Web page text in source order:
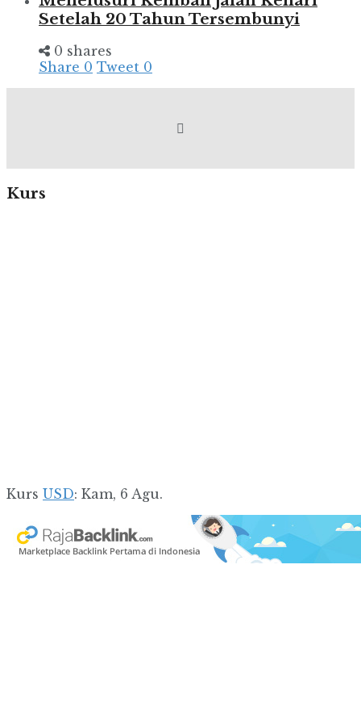
Setelah 20 Tahun Tersembunyi
0 shares
Share 0 Tweet 0
Kurs
Kurs USD: Kam, 6 Agu.